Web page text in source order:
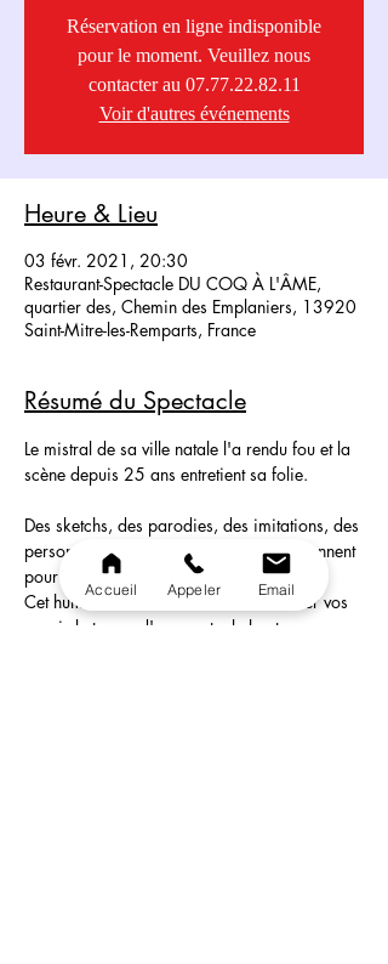
Réservation en ligne indisponible
pour le moment. Veuillez nous
contacter au 07.77.22.82.11
Voir d'autres événements
Heure & Lieu
03 févr. 2021, 20:30
Restaurant-Spectacle DU COQ À L'ÂME,
quartier des, Chemin des Emplaniers, 13920
Saint-Mitre-les-Remparts, France
Résumé du Spectacle
Le mistral de sa ville natale l'a rendu fou et la
scène depuis 25 ans entretient sa folie.
Des sketchs, des parodies, des imitations, des
personnages connus ou non, tous en prennent
pour leurs grades!
Cet humoriste imitateur vous fera oublier vos
soucis le temps d'un spectacle haut en
Accueil Appeler Email